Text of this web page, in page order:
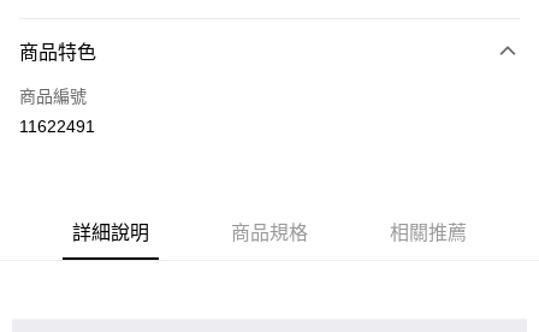
LINE Pay
Apple Pay
ATM付款
商品特色
商品編號
11622491
詳細說明 商品規格 相關推薦